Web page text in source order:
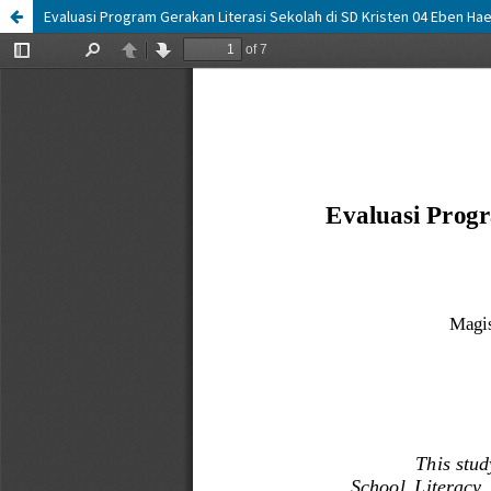
Evaluasi Program Gerakan Literasi Sekolah di SD Kristen 04 Eben